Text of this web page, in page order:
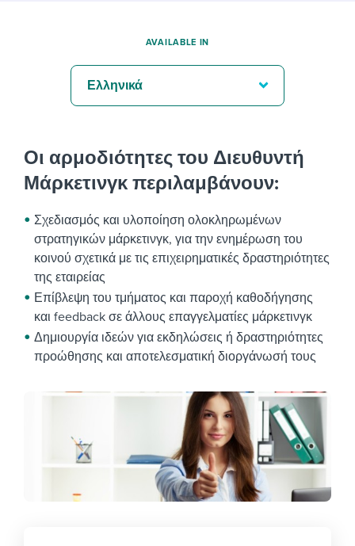
Οι αρμοδιότητες του Διευθυντή
Μάρκετινγκ περιλαμβάνουν:
Σχεδιασμός και υλοποίηση ολοκληρωμένων
στρατηγικών μάρκετινγκ, για την ενημέρωση του
κοινού σχετικά με τις επιχειρηματικές δραστηριότητες
της εταιρείας
Επίβλεψη του τμήματος και παροχή καθοδήγησης
και feedback σε άλλους επαγγελματίες μάρκετινγκ
Δημιουργία ιδεών για εκδηλώσεις ή δραστηριότητες
προώθησης και αποτελεσματική διοργάνωσή τους
AVAILABLE IN
Ελληνικά